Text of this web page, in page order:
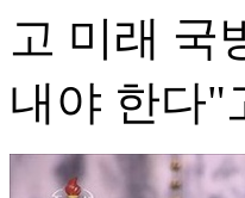
고 미래 국
내야 한다"